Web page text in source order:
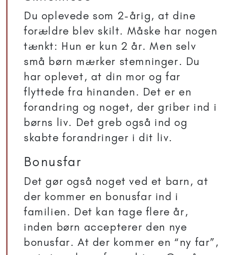
Du oplevede som 2-årig, at dine
forældre blev skilt. Måske har nogen
tænkt: Hun er kun 2 år. Men selv
små børn mærker stemninger. Du
har oplevet, at din mor og far
flyttede fra hinanden. Det er en
forandring og noget, der griber ind i
børns liv. Det greb også ind og
skabte forandringer i dit liv.
Bonusfar
Det gør også noget ved et barn, at
der kommer en bonusfar ind i
familien. Det kan tage flere år,
inden børn accepterer den nye
bonusfar. At der kommer en “ny far”,